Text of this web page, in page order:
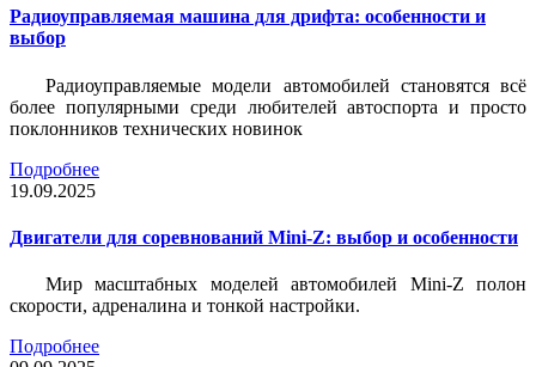
Радиоуправляемая машина для дрифта: особенности и
выбор
Радиоуправляемые модели автомобилей становятся всё
более популярными среди любителей автоспорта и просто
поклонников технических новинок
Подробнее
19.09.2025
Двигатели для соревнований Mini-Z: выбор и особенности
Мир масштабных моделей автомобилей Mini-Z полон
скорости, адреналина и тонкой настройки.
Подробнее